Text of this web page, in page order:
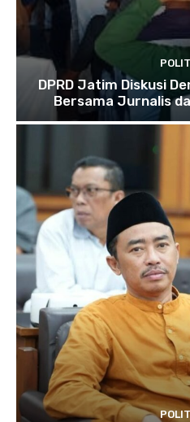
DPRD Jatim Diskusi
Bersama Jurnalis